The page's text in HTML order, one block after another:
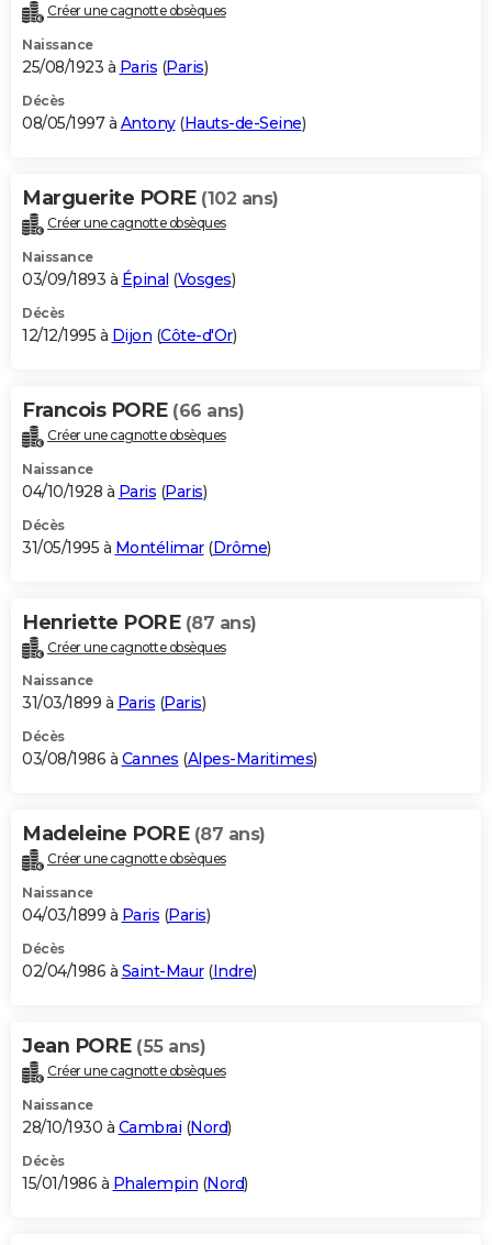
Créer une cagnotte obsèques
Naissance
25/08/1923 à Paris (Paris)
Décès
08/05/1997 à Antony(Hauts-de-Seine)
Marguerite PORE (102 ans)
Créer une cagnotte obsèques
Naissance
03/09/1893 à Épinal (Vosges)
Décès
12/12/1995 à Dijon (Côte-d'Or)
Francois PORE (66 ans)
Créer une cagnotte obsèques
Naissance
04/10/1928 à Paris (Paris)
Décès
31/05/1995 à Montélimar(Drôme)
Henriette PORE (87 ans)
Créer une cagnotte obsèques
Naissance
31/03/1899 à Paris (Paris)
Décès
03/08/1986 à Cannes (Alpes-Maritimes)
Madeleine PORE (87 ans)
Créer une cagnotte obsèques
Naissance
04/03/1899 à Paris (Paris)
Décès
02/04/1986 à Saint-Maur(Indre)
Jean PORE (55 ans)
Créer une cagnotte obsèques
Naissance
28/10/1930 à Cambrai (Nord)
Décès
15/01/1986 à Phalempin (Nord)